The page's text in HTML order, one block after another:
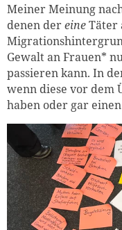
Meiner Meinung
denen dereineTäter
Gewalt an Frauen*
passieren kann. In
wenn diese vor dem
haben oder gar